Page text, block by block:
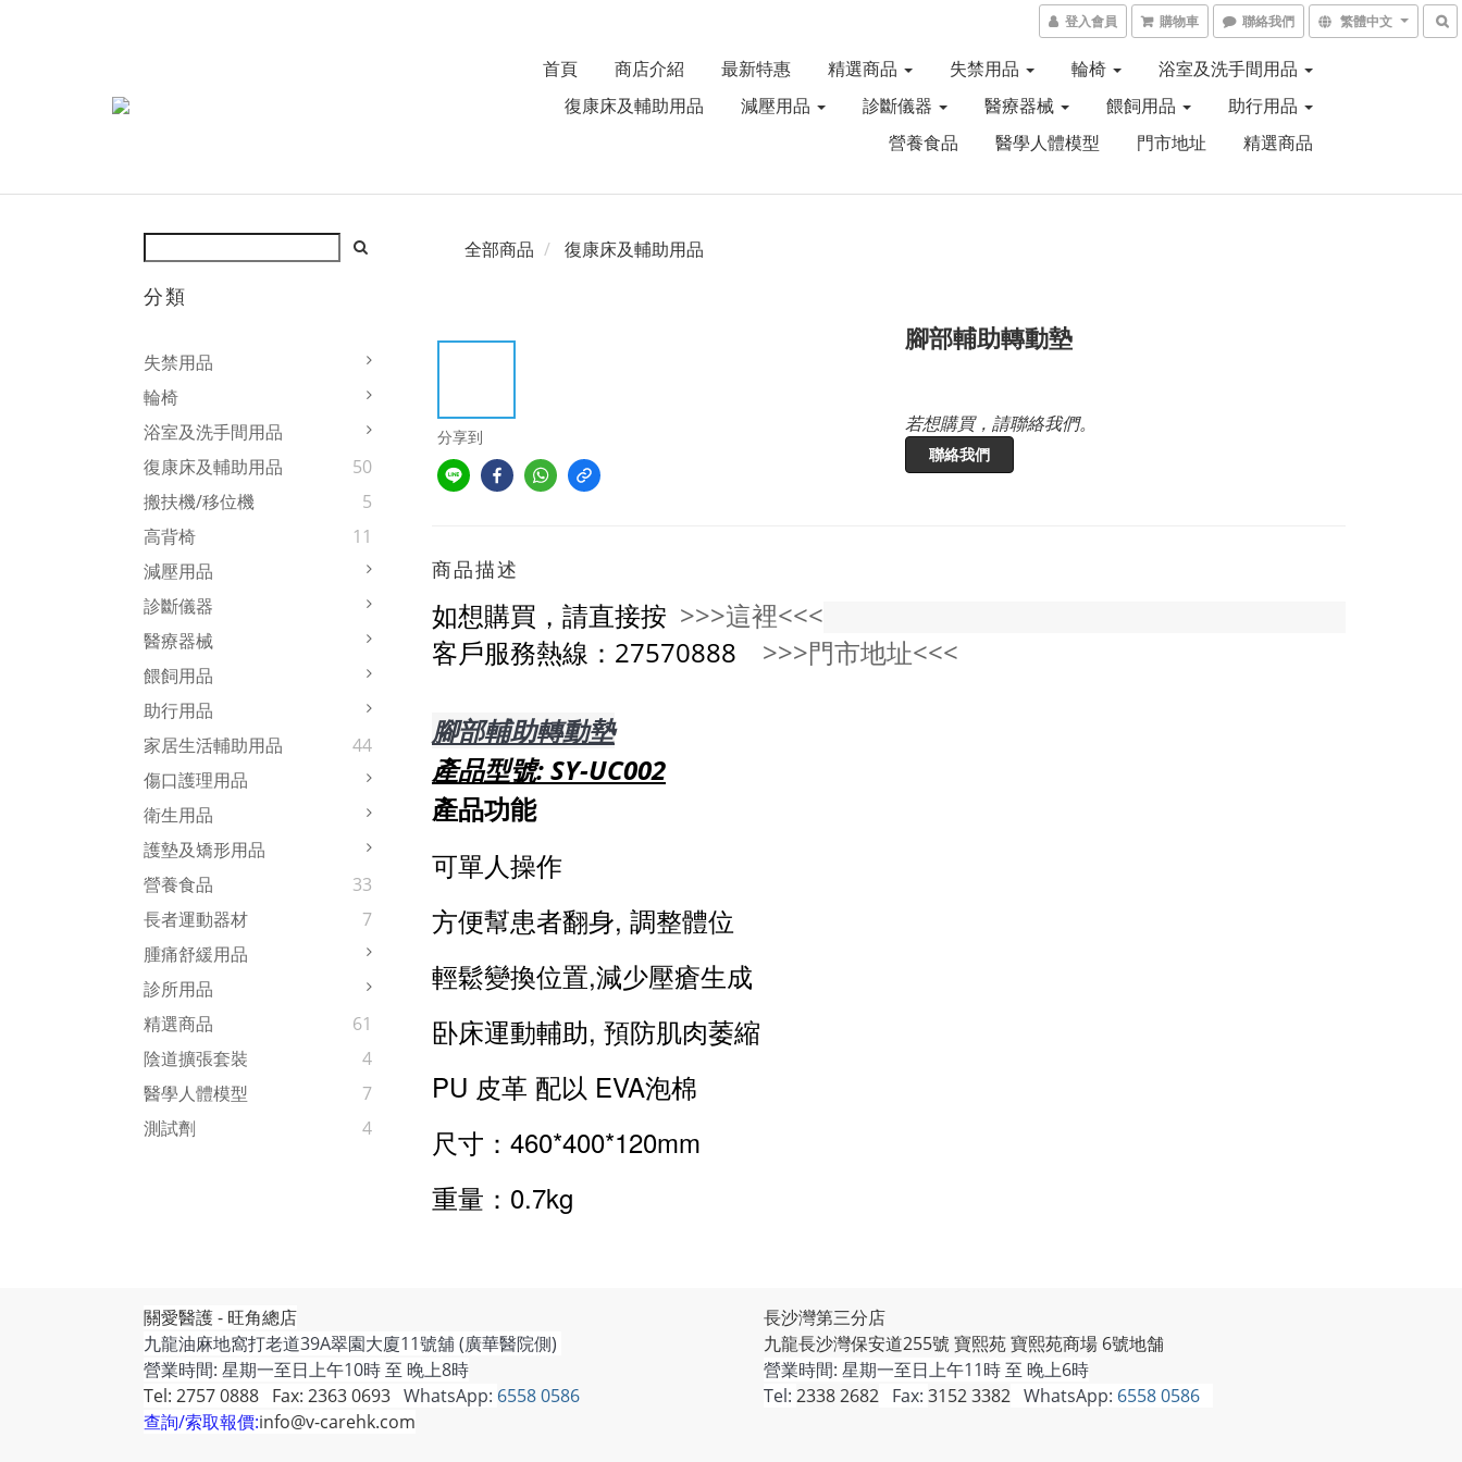
登入會員 購物車 聯絡我們 繁體中文
首頁 商店介紹 最新特惠 精選商品 失禁用品 輪椅
浴室及洗手間用品
復康床及輔助用品
減壓用品 診斷儀器 醫療器械 餵飼用品
助行用品
營養食品
醫學人體模型 門市地址 精選商品
分類
失禁用品
輪椅
浴室及洗手間用品
復康床及輔助用品
50
搬扶機/移位機
5
高背椅
11
減壓用品
診斷儀器
醫療器械
餵飼用品
助行用品
家居生活輔助用品
44
傷口護理用品
衛生用品
護墊及矯形用品
營養食品
33
長者運動器材
7
腫痛舒緩用品
診所用品
精選商品
61
陰道擴張套裝
4
醫學人體模型
7
測試劑
4
全部商品 復康床及輔助用品
分享到
腳部輔助轉動墊
若想購買，請聯絡我們。
聯絡我們
商品描述
如想購買，請直接按 >>>這裡<<<
客戶服務熱線：27570888 >>>門市地址<<<
腳部輔助轉動墊
產品型號: SY-UC002
產品功能
可單人操作
方便幫患者翻身, 調整體位
輕鬆變換位置,減少壓瘡生成
卧床運動輔助, 預防肌肉萎縮
PU 皮革 配以 EVA泡棉
尺寸：460*400*120mm
重量：0.7kg
關愛醫護 - 旺角總店
九龍油麻地窩打老道39A翠園大廈11號舖 (廣華醫院側)
營業時間: 星期一至日上午10時 至 晚上8時
Tel: 2757 0888 Fax: 2363 0693 WhatsApp: 6558 0586
查詢/索取報價:info@v-carehk.com
長沙灣第三分店
九龍長沙灣保安道255號 寶熙苑 寶熙苑商場 6號地舗
營業時間: 星期一至日上午11時 至 晚上6時
Tel: 2338 2682 Fax: 3152 3382 WhatsApp: 6558 0586